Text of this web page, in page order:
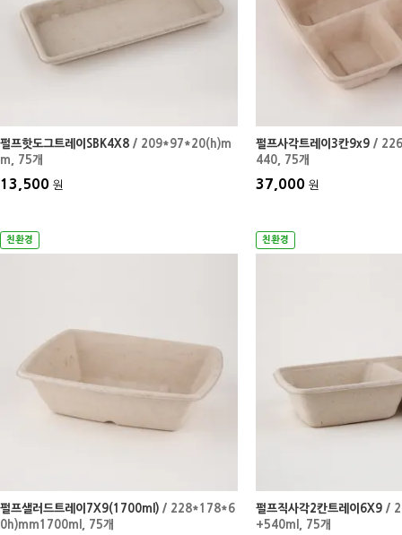
펄프핫도그트레이SBK4X8 / 209*97*20(h)m
m , 75개
13,500 원
펄프사각트레이3칸9x9 /
440 , 75개
37,000 원
친환경
펄프샐러드트레이7X9(1700ml) / 228*178*6
0h)mm1700ml
, 75개
친환경
펄프직사각2칸트레이6X9 /
+540ml
, 75개